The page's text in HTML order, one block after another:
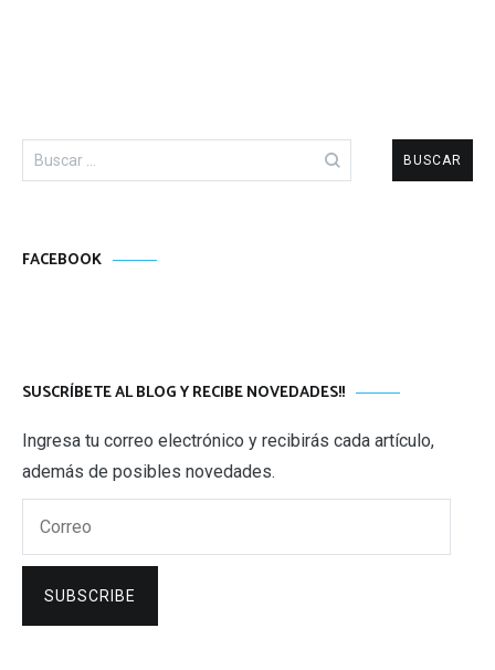
Buscar:
FACEBOOK
SUSCRÍBETE AL BLOG Y RECIBE NOVEDADES!!
Ingresa tu correo electrónico y recibirás cada artículo,
además de posibles novedades.
SUBSCRIBE